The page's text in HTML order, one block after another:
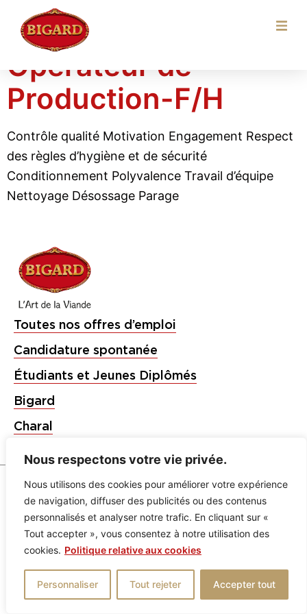
Nous respectons votre vie privée.
Nous utilisons des cookies pour améliorer votre expérience
de navigation, diffuser des publicités ou des contenus
personnalisés et analyser notre trafic. En cliquant sur «
Tout accepter », vous consentez à notre utilisation des
cookies. Politique relative aux cookies
Personnaliser Tout rejeter Accepter tout
Localisation :
Opérateur de
Production-F/H
Contrôle qualité Motivation Engagement Respect
des règles d’hygiène et de sécurité
Conditionnement Polyvalence Travail d’équipe
Nettoyage Désossage Parage
Toutes nos offres d’emploi
Candidature spontanée
Étudiants et Jeunes Diplômés
Bigard
Charal
Socopa
Mentions légalesPolitique de confidentialité